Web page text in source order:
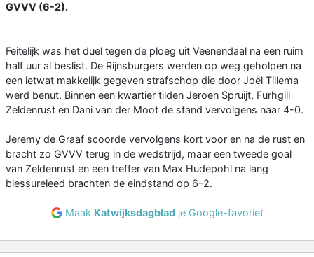
GVVV (6-2).
Feitelijk was het duel tegen de ploeg uit Veenendaal na een ruim
half uur al beslist. De Rijnsburgers werden op weg geholpen na
een ietwat makkelijk gegeven strafschop die door Joël Tillema
werd benut. Binnen een kwartier tilden Jeroen Spruijt, Furhgill
Zeldenrust en Dani van der Moot de stand vervolgens naar 4-0.
Jeremy de Graaf scoorde vervolgens kort voor en na de rust en
bracht zo GVVV terug in de wedstrijd, maar een tweede goal
van Zeldenrust en een treffer van Max Hudepohl na lang
blessureleed brachten de eindstand op 6-2.
Maak Katwijksdagbladje Google-favoriet